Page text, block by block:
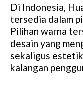
Di Indonesia,
tersedia dalam
Pilihan warna
desain yang
sekaligus
kalangan